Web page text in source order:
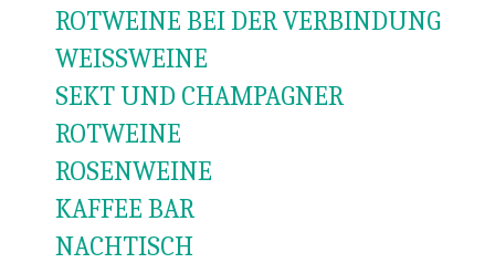
ROTWEINE BEI DER VERBINDUNG
WEISSWEINE
SEKT UND CHAMPAGNER
ROTWEINE
ROSENWEINE
KAFFEE BAR
NACHTISCH